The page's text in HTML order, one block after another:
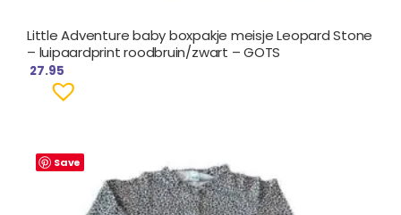
Little Adventure baby boxpakje meisje Leopard Stone
– luipaardprint roodbruin/zwart – GOTS
27.95
Save